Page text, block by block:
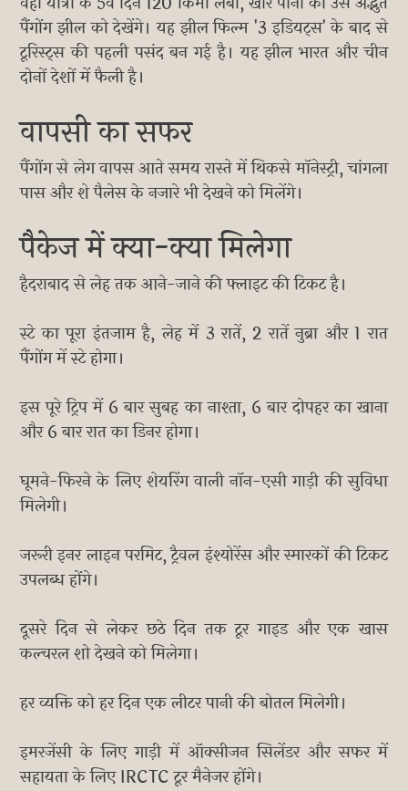
पैंगोंग झील को देखेंगे। यह झील फिल्म '3 इडियट्स' के बाद से
टूरिस्ट्स की पहली पसंद बन गई है। यह झील भारत और चीन
दोनों देशों में फैली है।
वापसी का सफर
पैंगोंग से लेग वापस आते समय रास्ते में थिकसे मॉनेस्ट्री, चांगला
पास और शे पैलेस के नजारे भी देखने को मिलेंगे।
पैकेज में क्या-क्या मिलेगा
हैदराबाद से लेह तक आने-जाने की फ्लाइट की टिकट है।
स्टे का पूरा इंतजाम है, लेह में 3 रातें, 2 रातें नुब्रा और 1 रात
पैंगोंग में स्टे होगा।
इस पूरे ट्रिप में 6 बार सुबह का नाश्ता, 6 बार दोपहर का खाना
और 6 बार रात का डिनर होगा।
घूमने-फिरने के लिए शेयरिंग वाली नॉन-एसी गाड़ी की सुविधा
मिलेगी।
जरूरी इनर लाइन परमिट, ट्रैवल इंश्योरेंस और स्मारकों की टिकट
उपलब्ध होंगे।
दूसरे दिन से लेकर छठे दिन तक टूर गाइड और एक खास
कल्चरल शो देखने को मिलेगा।
हर व्यक्ति को हर दिन एक लीटर पानी की बोतल मिलेगी।
इमरजेंसी के लिए गाड़ी में ऑक्सीजन सिलेंडर और सफर में
सहायता के लिए IRCTC टूर मैनेजर होंगे।